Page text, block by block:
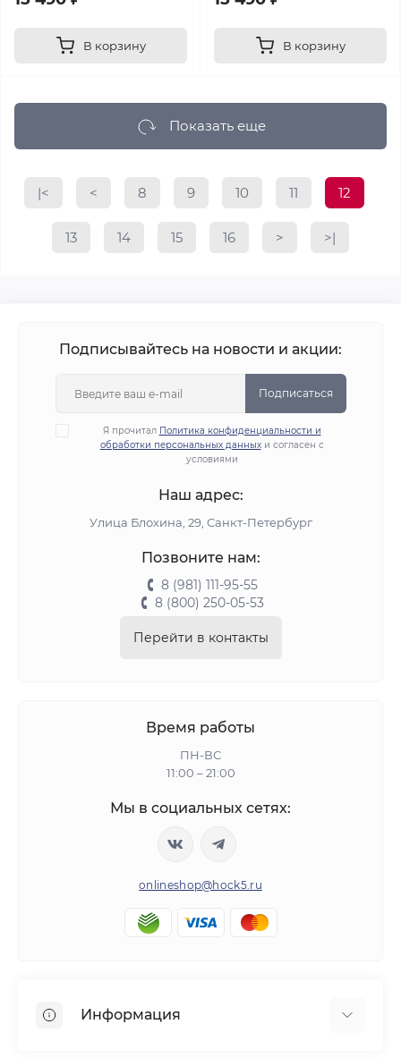
В корзину В корзину
Показать еще
|< < 8 9 10 11 12
13 14 15 16 > >|
Подписывайтесь на новости и акции:
Подписаться
Я прочитал Политика конфиденциальности и
обработки персональных данныхи согласен с
условиями
Наш адрес:
Улица Блохина, 29, Санкт-Петербург
Позвоните нам:
8 (981) 111-95-55
8 (800) 250-05-53
Перейти в контакты
Время работы
ПН-ВС
11:00 – 21:00
Мы в социальных сетях:
onlineshop@hock5.ru
Информация